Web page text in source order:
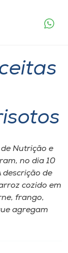
Nutrição e
no dia 10
de
cozido em
frango,
agregam